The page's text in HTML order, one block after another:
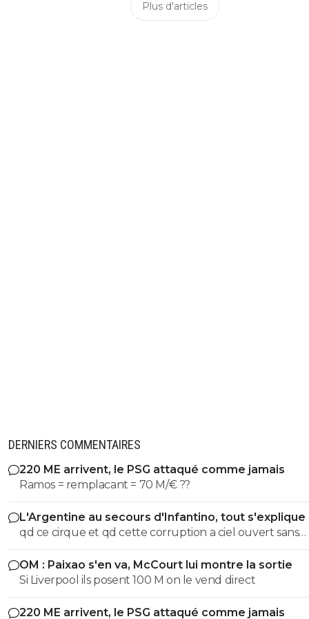
Plus d'articles
DERNIERS COMMENTAIRES
220 ME arrivent, le PSG attaqué comme jamais
Ramos = remplacant = 70 M/€ ??
L'Argentine au secours d'Infantino, tout s'explique
qd ce cirque et qd cette corruption a ciel ouvert sans
complexe va s arreter. les magouilles enormes meme plus
cachées, ils s en vantent meme! les magouilles avec Trump, l
attrbution de la CDM au Qatar, le logement dans ce pays, et
pour finir l oiverture aux privés, juste pour prendre du
partout pour avoir une place. ptin de football et qd tu vois
OM : Paixao s'en va, McCourt lui montre la sortie
Si Liverpool ils posent 100 M on le vend direct
220 ME arrivent, le PSG attaqué comme jamais